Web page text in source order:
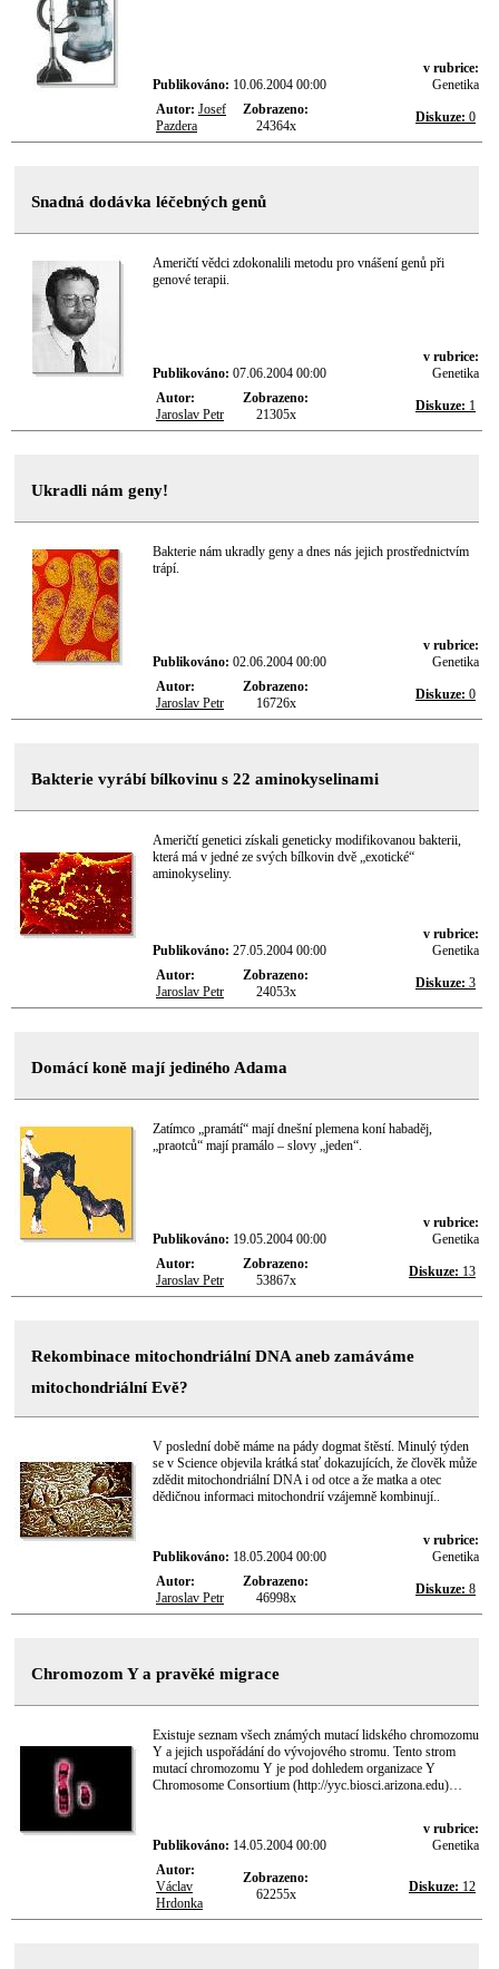
Publikováno: 10.06.2004 00:00
v rubrice:
Genetika
Autor: Josef
Pazdera
Zobrazeno:
24364x
Diskuze: 0
Snadná dodávka léčebných genů
Američtí vědci zdokonalili metodu pro vnášení genů při
genové terapii.
Publikováno: 07.06.2004 00:00
v rubrice:
Genetika
Autor:
Jaroslav Petr
Zobrazeno:
21305x
Diskuze: 1
Ukradli nám geny!
Bakterie nám ukradly geny a dnes nás jejich prostřednictvím
trápí.
Publikováno: 02.06.2004 00:00
v rubrice:
Genetika
Autor:
Jaroslav Petr
Zobrazeno:
16726x
Diskuze: 0
Bakterie vyrábí bílkovinu s 22 aminokyselinami
Američtí genetici získali geneticky modifikovanou bakterii,
která má v jedné ze svých bílkovin dvě „exotické“
aminokyseliny.
Publikováno: 27.05.2004 00:00
v rubrice:
Genetika
Autor:
Jaroslav Petr
Zobrazeno:
24053x
Diskuze: 3
Domácí koně mají jediného Adama
Zatímco „pramátí“ mají dnešní plemena koní habaděj,
„praotců“ mají pramálo – slovy „jeden“.
Publikováno: 19.05.2004 00:00
v rubrice:
Genetika
Autor:
Jaroslav Petr
Zobrazeno:
53867x
Diskuze: 13
Rekombinace mitochondriální DNA aneb zamáváme
mitochondriální Evě?
V poslední době máme na pády dogmat štěstí. Minulý týden
se v Science objevila krátká stať dokazujících, že člověk může
zdědit mitochondriální DNA i od otce a že matka a otec
dědičnou informaci mitochondrií vzájemně kombinují..
Publikováno: 18.05.2004 00:00
v rubrice:
Genetika
Autor:
Jaroslav Petr
Zobrazeno:
46998x
Diskuze: 8
Chromozom Y a pravěké migrace
Existuje seznam všech známých mutací lidského chromozomu
Y a jejich uspořádání do vývojového stromu. Tento strom
mutací chromozomu Y je pod dohledem organizace Y
Chromosome Consortium (http://yyc.biosci.arizona.edu)…
Publikováno: 14.05.2004 00:00
v rubrice:
Genetika
Autor:
Václav
Hrdonka
Zobrazeno:
62255x
Diskuze: 12